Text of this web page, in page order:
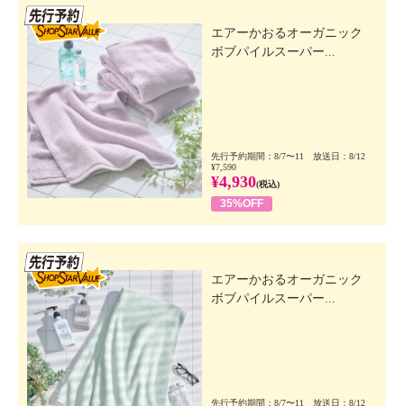
エアーかおるオーガニック
ボブパイルスーパー...
先行予約期間：8/7〜11 放送日：8/12
¥7,590
¥4,930(税込)
35%OFF
エアーかおるオーガニック
ボブパイルスーパー...
先行予約期間：8/7〜11 放送日：8/12